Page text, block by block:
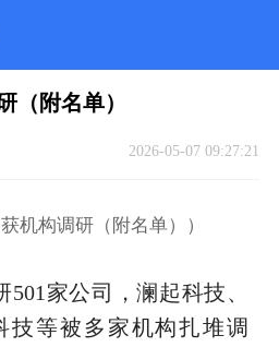
（附名单）
2026-05-07 09:27:21
机构调研（附名单））
家公司，澜起科技、
技等被多家机构扎堆调